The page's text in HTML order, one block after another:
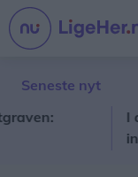
Seneste nyt
I al
ind i